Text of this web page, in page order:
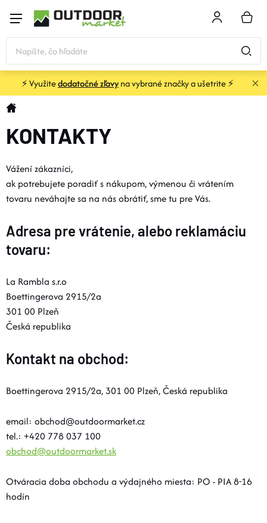
obsah
KOŠÍK
STANY a PRÍSTREŠKY
SPACÁKY
KARIMATKY
BATOHY a TAŠKY
OBLEČENIE
DOPLNKY
VYBAVENIE
TOPÁNKY a PONOŽKY
CYKLISTIKA
Značky
Podmienky ochrany osobných údajov
Doprava a platba
Kontakty
⚡ Využitedodatočné zľavyna vybrané značky a ušetrite ⚡
Domov
KONTAKTY
Vážení zákazníci,
ak potrebujete poradiť s nákupom, výmenou či vrátením
tovaru neváhajte sa na nás obrátiť, sme tu pre Vás.
Adresa pre vrátenie, alebo reklamáciu
tovaru:
La Rambla s.r.o
Boettingerova 2915/2a
301 00 Plzeň
Česká republika
Kontakt na obchod:
Boettingerova 2915/2a, 301 00 Plzeň, Česká republika
email: obchod@outdoormarket.cz
tel.: +420 778 037 100
obchod@outdoormarket.sk
Otváracia doba obchodu a výdajného miesta: PO - PIA 8-16
hodín